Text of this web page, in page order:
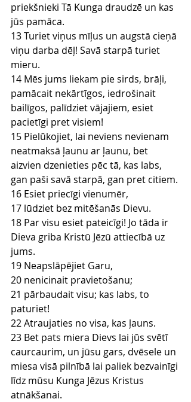
priekšnieki Tā Kunga draudzē un kas
jūs pamāca.
13 Turiet viņus mīļus un augstā cieņā
viņu darba dēļ! Savā starpā turiet
mieru.
14 Mēs jums liekam pie sirds, brāļi,
pamācait nekārtīgos, iedrošinait
bailīgos, palīdziet vājajiem, esiet
pacietīgi pret visiem!
15 Pielūkojiet, lai neviens nevienam
neatmaksā ļaunu ar ļaunu, bet
aizvien dzenieties pēc tā, kas labs,
gan paši savā starpā, gan pret citiem.
16 Esiet priecīgi vienumēr,
17 lūdziet bez mitēšanās Dievu.
18 Par visu esiet pateicīgi! Jo tāda ir
Dieva griba Kristū Jēzū attiecībā uz
jums.
19 Neapslāpējiet Garu,
20 nenicinait pravietošanu;
21 pārbaudait visu; kas labs, to
paturiet!
22 Atraujaties no visa, kas ļauns.
23 Bet pats miera Dievs lai jūs svētī
caurcaurim, un jūsu gars, dvēsele un
miesa visā pilnībā lai paliek bezvainīgi
līdz mūsu Kunga Jēzus Kristus
atnākšanai.